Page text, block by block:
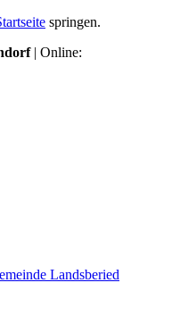
springen.
| Online: